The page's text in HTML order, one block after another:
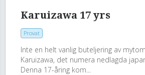
Karuizawa 17 yrs
Provat
Inte en helt vanlig buteljering av
Karuizawa, det numera nedlagda
Denna 17-åring kom...